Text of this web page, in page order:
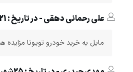
علی رحمانی دهقی - در تاریخ : 21شهریور1404
مایل به خرید خودرو تویوتا مزایده